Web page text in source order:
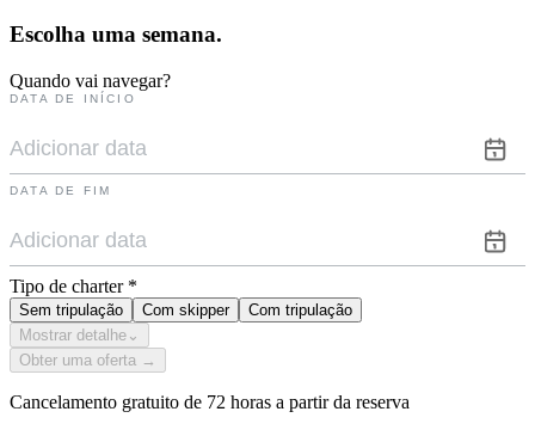
Escolha uma semana.
Quando vai navegar?
DATA DE INÍCIO
DATA DE FIM
Tipo de charter *
Sem tripulação Com skipper
Com tripulação
Mostrar detalhe ⌄
Obter uma oferta →
Cancelamento gratuito de 72 horas a partir da reserva